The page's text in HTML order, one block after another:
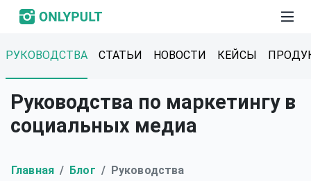
РУКОВОДСТВА СТАТЬИ НОВОСТИ КЕЙСЫ
Руководства по маркетингу в
социальных медиа
Главная Блог Руководства